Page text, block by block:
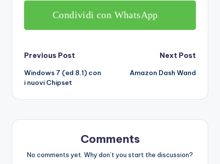
Condividi con WhatsApp
Post
navigation
Previous Post
Windows 7 (ed 8.1) con
i nuovi Chipset
Next Post
Amazon Dash Wand
Comments
No comments yet. Why don’t you start the discussion?